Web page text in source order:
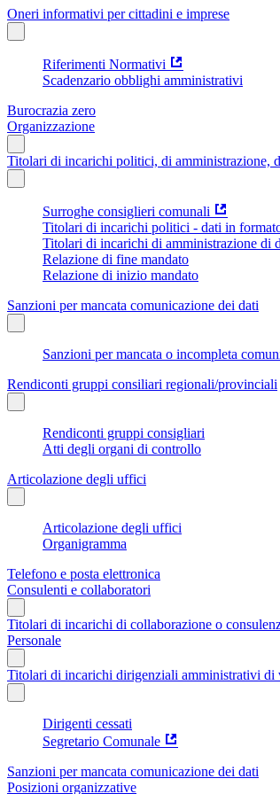
Oneri informativi per cittadini e imprese
Riferimenti Normativi
Scadenzario obblighi amministrativi
Burocrazia zero
Organizzazione
Titolari di incarichi politici, di amministrazione,
Surroghe consiglieri comunali
Titolari di incarichi politici - dati in
Titolari di incarichi di amministrazione di
Relazione di fine mandato
Relazione di inizio mandato
Sanzioni per mancata comunicazione dei dati
Sanzioni per mancata o incompleta
Rendiconti gruppi consiliari regionali/provinciali
Rendiconti gruppi consigliari
Atti degli organi di controllo
Articolazione degli uffici
Articolazione degli uffici
Organigramma
Telefono e posta elettronica
Consulenti e collaboratori
Titolari di incarichi di collaborazione o
Personale
Titolari di incarichi dirigenziali amministrativi di
Dirigenti cessati
Segretario Comunale
Sanzioni per mancata comunicazione dei dati
Posizioni organizzative